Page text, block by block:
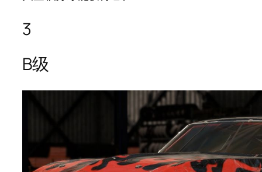
3
B级